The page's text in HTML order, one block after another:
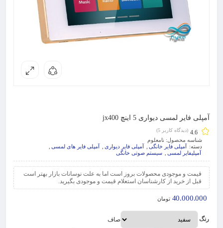
آمپلی فایر لمسی دیواری 5 اینچ jx400
4.6 (دیدگاه کاربر 5
)
شناسه محصول: نامعلوم
دسته: آمپلی فایر خانگی آمپلی فایر دیواری آمپلی فایر های لمسی
آمپلیفایر لمسی
سیستم صوتی خانگی
قیمت و موجودی محصولات بروز است اما به علت نوسانات بازار بهتر است
قبل از خرید از کارشناسان استعلام قیمت و موجودی بگیرید.
40.000.000 تومان
رنگ صاف